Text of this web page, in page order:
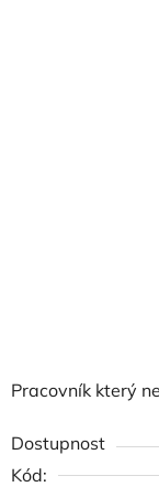
Pracovník který
Dostupnost
Kód: